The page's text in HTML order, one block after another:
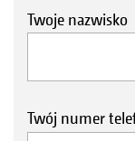
Twoje nazwisko
Twój numer